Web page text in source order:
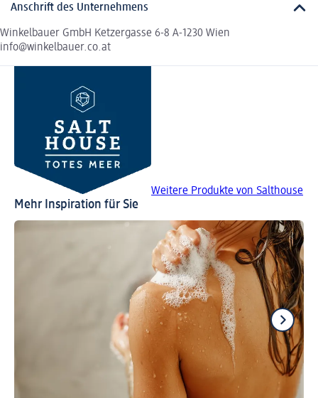
Anschrift des Unternehmens
Winkelbauer GmbH Ketzergasse 6-8 A-1230 Wien
info@winkelbauer.co.at
Weitere Produkte von Salthouse
Mehr Inspiration für Sie